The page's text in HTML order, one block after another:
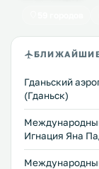
Гданьский
(Гданьск)
Игнация Яна